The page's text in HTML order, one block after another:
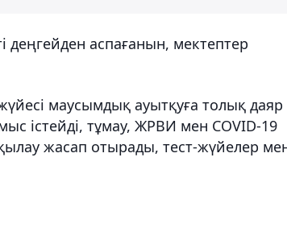
деңгейден аспағанын, мектептер
маусымдық ауытқуға толық даяр
істейді, тұмау, ЖРВИ мен COVID-19
жасап отырады, тест-жүйелер